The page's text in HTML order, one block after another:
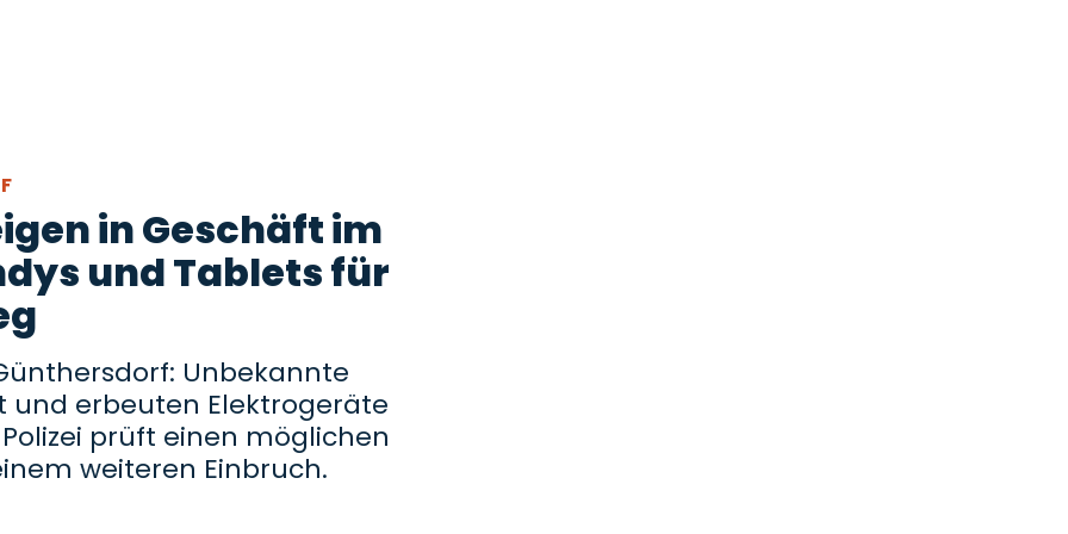
in Geschäft im
und Tablets für
Unbekannte
und erbeuten Elektrogeräte
prüft einen möglichen
weiteren Einbruch.